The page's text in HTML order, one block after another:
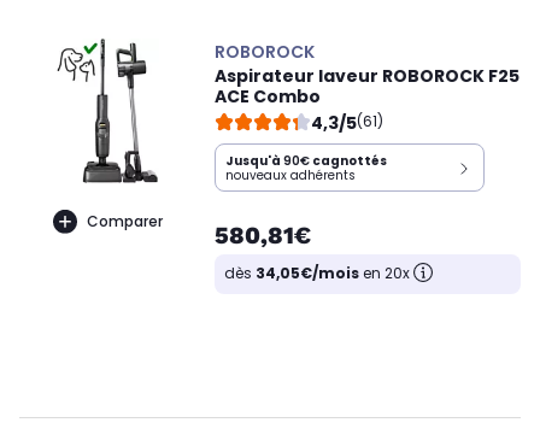
Comparer
ROBOROCK
Aspirateur laveur ROBOROCK F25
ACE Combo
4,3/5(61)
Jusqu'à 90€ cagnottés
nouveaux adhérents
580,81€
dès 34,05€/moisen 20x